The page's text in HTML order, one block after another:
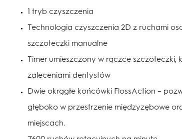
1 tryb czyszczenia
Technologia czyszczenia 2D z ruchami
szczoteczki manualne
Timer umieszczony w rączce
zaleceniami dentystów
Dwie okrągłe końcówki FlossAction –
głęboko w przestrzenie międzyzębowe
miejscach.